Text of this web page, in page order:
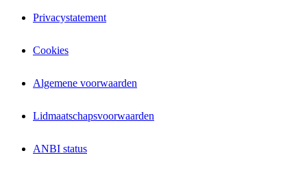
Privacystatement
Cookies
Algemene voorwaarden
Lidmaatschapsvoorwaarden
ANBI status